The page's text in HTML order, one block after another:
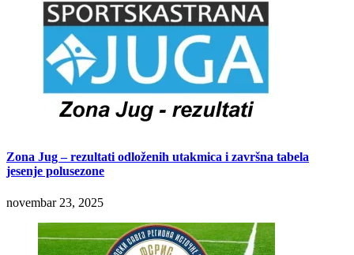
Zona Jug – rezultati odloženih utakmica i završna tabela
jesenje polusezone
novembar 23, 2025